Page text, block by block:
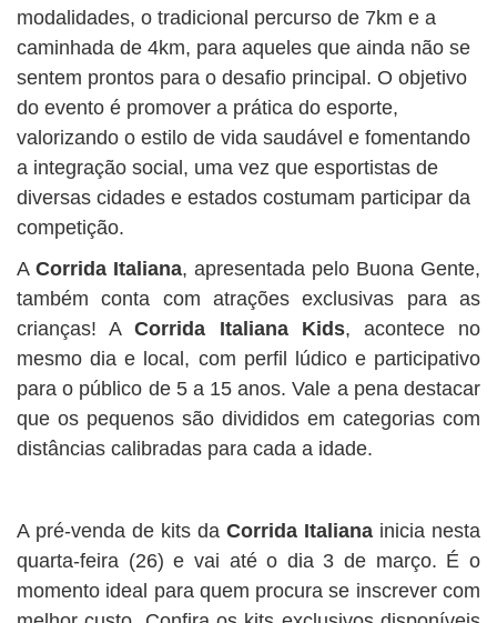
modalidades, o tradicional percurso de 7km e a
caminhada de 4km, para aqueles que ainda não se
sentem prontos para o desafio principal. O objetivo
do evento é promover a prática do esporte,
valorizando o estilo de vida saudável e fomentando
a integração social, uma vez que esportistas de
diversas cidades e estados costumam participar da
competição.
A Corrida Italiana, apresentada pelo Buona Gente,
também conta com atrações exclusivas para as
crianças! ACorrida Italiana Kids, acontece no
mesmo dia e local, com perfil lúdico e participativo
para o público de 5 a 15 anos. Vale a pena destacar
que os pequenos são divididos em categorias com
distâncias calibradas para cada a idade.
A pré-venda de kits da Corrida Italiana inicia nesta
quarta-feira (26) e vai até o dia 3 de março. É o
momento ideal para quem procura se inscrever com